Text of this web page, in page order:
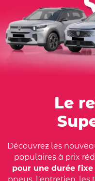
Le
Découvrez les
populaires à prix
pour une durée fixe